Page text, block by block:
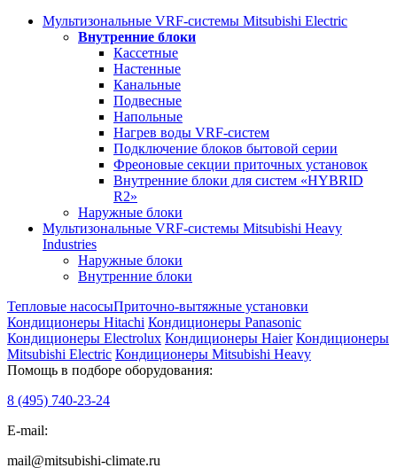
Мультизональные VRF-системы Mitsubishi Electric
Внутренние блоки
Кассетные
Настенные
Канальные
Подвесные
Напольные
Нагрев воды VRF-систем
Подключение блоков бытовой серии
Фреоновые секции приточных установок
Внутренние блоки для систем «HYBRID
R2»
Наружные блоки
Мультизональные VRF-системы Mitsubishi Heavy
Industries
Наружные блоки
Внутренние блоки
Тепловые насосыПриточно-вытяжные установки
Кондиционеры Hitachi Кондиционеры Panasonic
Кондиционеры Electrolux Кондиционеры Haier Кондиционеры
Mitsubishi Electric Кондиционеры Mitsubishi Heavy
Помощь в подборе оборудования:
8 (495) 740-23-24
E-mail:
mail@mitsubishi-climate.ru